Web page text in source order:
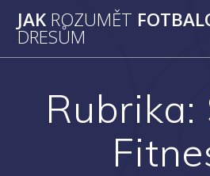
na
JAK ROZUMĚT
DRESŮM
Rubrika: